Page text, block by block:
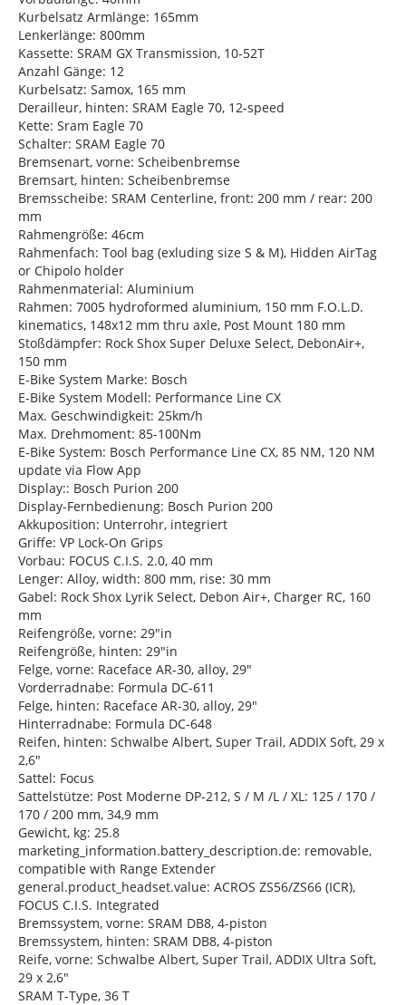
Kurbelsatz Armlänge: 165mm
Lenkerlänge: 800mm
Kassette: SRAM GX Transmission, 10-52T
Anzahl Gänge: 12
Kurbelsatz: Samox, 165 mm
Derailleur, hinten: SRAM Eagle 70, 12-speed
Kette: Sram Eagle 70
Schalter: SRAM Eagle 70
Bremsenart, vorne: Scheibenbremse
Bremsart, hinten: Scheibenbremse
Bremsscheibe: SRAM Centerline, front: 200 mm / rear: 200
mm
Rahmengröße: 46cm
Rahmenfach: Tool bag (exluding size S & M), Hidden AirTag
or Chipolo holder
Rahmenmaterial: Aluminium
Rahmen: 7005 hydroformed aluminium, 150 mm F.O.L.D.
kinematics, 148x12 mm thru axle, Post Mount 180 mm
Stoßdämpfer: Rock Shox Super Deluxe Select, DebonAir+,
150 mm
E-Bike System Marke: Bosch
E-Bike System Modell: Performance Line CX
Max. Geschwindigkeit: 25km/h
Max. Drehmoment: 85-100Nm
E-Bike System: Bosch Performance Line CX, 85 NM, 120 NM
update via Flow App
Display:: Bosch Purion 200
Display-Fernbedienung: Bosch Purion 200
Akkuposition: Unterrohr, integriert
Griffe: VP Lock-On Grips
Vorbau: FOCUS C.I.S. 2.0, 40 mm
Lenger: Alloy, width: 800 mm, rise: 30 mm
Gabel: Rock Shox Lyrik Select, Debon Air+, Charger RC, 160
mm
Reifengröße, vorne: 29"in
Reifengröße, hinten: 29"in
Felge, vorne: Raceface AR-30, alloy, 29"
Vorderradnabe: Formula DC-611
Felge, hinten: Raceface AR-30, alloy, 29"
Hinterradnabe: Formula DC-648
Reifen, hinten: Schwalbe Albert, Super Trail, ADDIX Soft, 29 x
2,6"
Sattel: Focus
Sattelstütze: Post Moderne DP-212, S / M /L / XL: 125 / 170 /
170 / 200 mm, 34,9 mm
Gewicht, kg: 25.8
marketing_information.battery_description.de: removable,
compatible with Range Extender
general.product_headset.value: ACROS ZS56/ZS66 (ICR),
FOCUS C.I.S. Integrated
Bremssystem, vorne: SRAM DB8, 4-piston
Bremssystem, hinten: SRAM DB8, 4-piston
Reife, vorne: Schwalbe Albert, Super Trail, ADDIX Ultra Soft,
29 x 2,6"
SRAM T-Type, 36 T